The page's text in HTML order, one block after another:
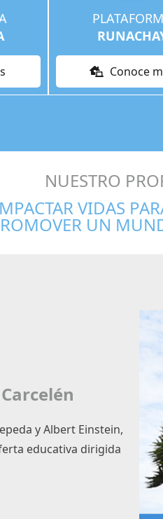
Conoce
NUESTRO
VIDAS
UN
y Albert Einstein,
educativa dirigida